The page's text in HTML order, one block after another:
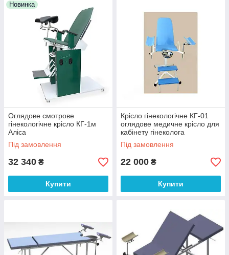
Новинка
Оглядове смотрове
гінекологічне крісло КГ-1м
Аліса
Під замовлення
32 340 ₴
Купити
Крісло гінекологічне КГ-01
оглядове медичне крісло для
кабінету гінеколога
Під замовлення
22 000 ₴
Купити